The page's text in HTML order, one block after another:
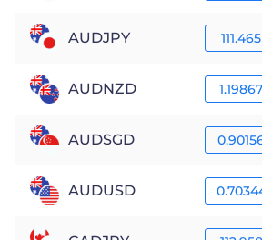
AUDJPY 111.465
AUDNZD 1.19867
AUDSGD
AUDUSD